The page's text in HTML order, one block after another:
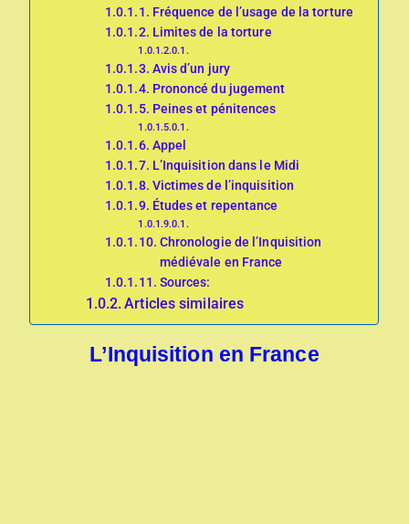
Fréquence de l’usage de la torture
Limites de la torture
Avis d’un jury
Prononcé du jugement
Peines et pénitences
Appel
L’Inquisition dans le Midi
Victimes de l’inquisition
Études et repentance
Chronologie de l’Inquisition
médiévale en France
Sources:
Articles similaires
L’Inquisition en France